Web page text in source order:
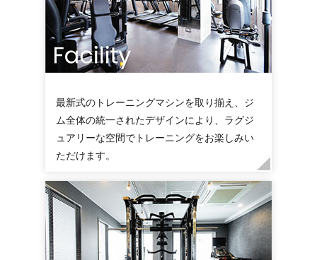
最新式のトレーニングマシンを取り揃え、ジ
ム全体の統一されたデザインにより、ラグジ
ュアリーな空間でトレーニングをお楽しみい
ただけます。